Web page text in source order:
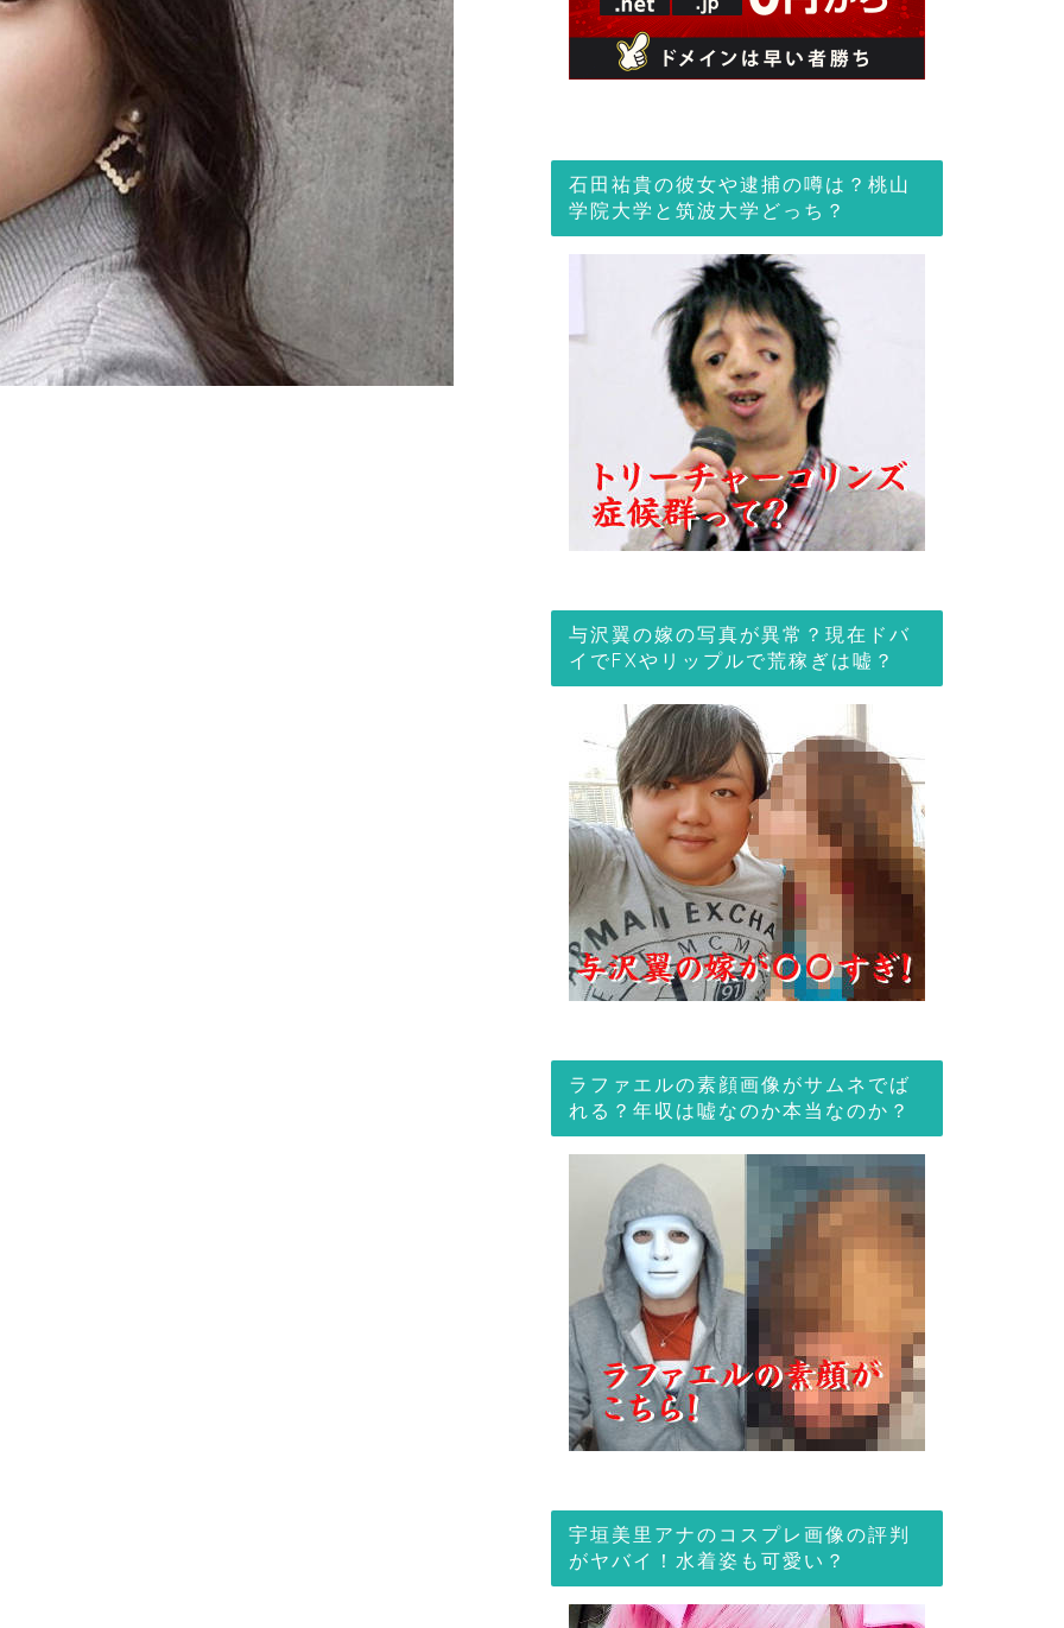
石田祐貴の彼女や逮捕の噂は？桃山
学院大学と筑波大学どっち？
与沢翼の嫁の写真が異常？現在ドバ
イでFXやリップルで荒稼ぎは嘘？
ラファエルの素顔画像がサムネでば
れる？年収は嘘なのか本当なのか？
宇垣美里アナのコスプレ画像の評判
がヤバイ！水着姿も可愛い？